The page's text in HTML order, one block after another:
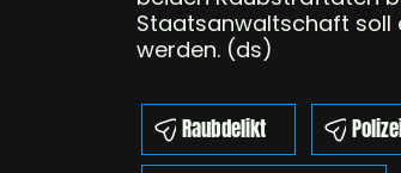
Staatsanwaltschaft soll
werden. (ds)
Raubdelikt